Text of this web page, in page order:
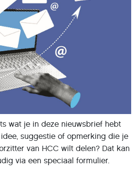
wat je in deze nieuwsbrief hebt
suggestie of opmerking die je
van HCC wilt delen? Dat kan
via een speciaal formulier.